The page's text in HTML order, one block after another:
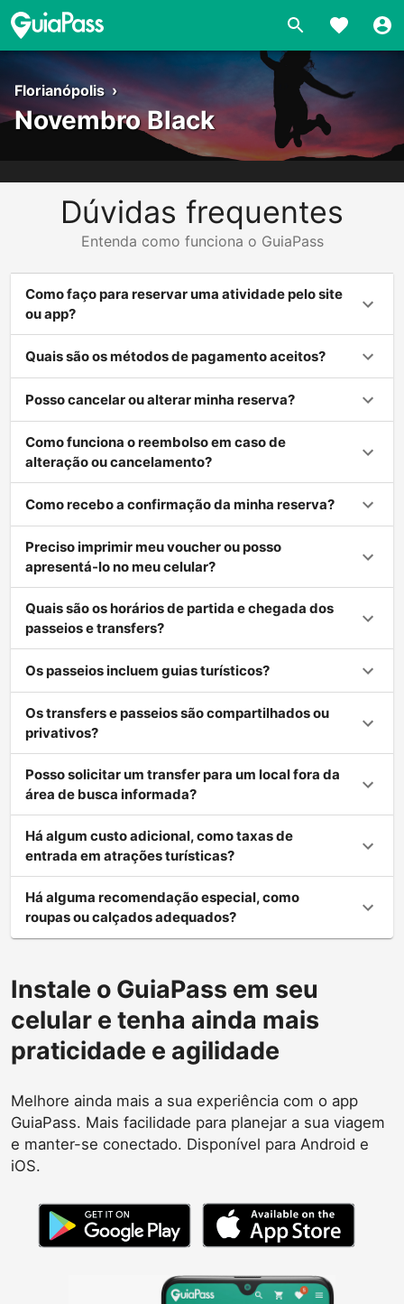
Florianópolis ›
Novembro Black
Dúvidas frequentes
Entenda como funciona o GuiaPass
Como faço para reservar uma atividade pelo site
ou app?
Quais são os métodos de pagamento aceitos?
Posso cancelar ou alterar minha reserva?
Como funciona o reembolso em caso de
alteração ou cancelamento?
Como recebo a confirmação da minha reserva?
Preciso imprimir meu voucher ou posso
apresentá-lo no meu celular?
Quais são os horários de partida e chegada dos
passeios e transfers?
Os passeios incluem guias turísticos?
Os transfers e passeios são compartilhados ou
privativos?
Posso solicitar um transfer para um local fora da
área de busca informada?
Há algum custo adicional, como taxas de
entrada em atrações turísticas?
Há alguma recomendação especial, como
roupas ou calçados adequados?
Instale o GuiaPass em seu
celular e tenha ainda mais
praticidade e agilidade
Melhore ainda mais a sua experiência com o app
GuiaPass. Mais facilidade para planejar a sua viagem
e manter-se conectado. Disponível para Android e
iOS.